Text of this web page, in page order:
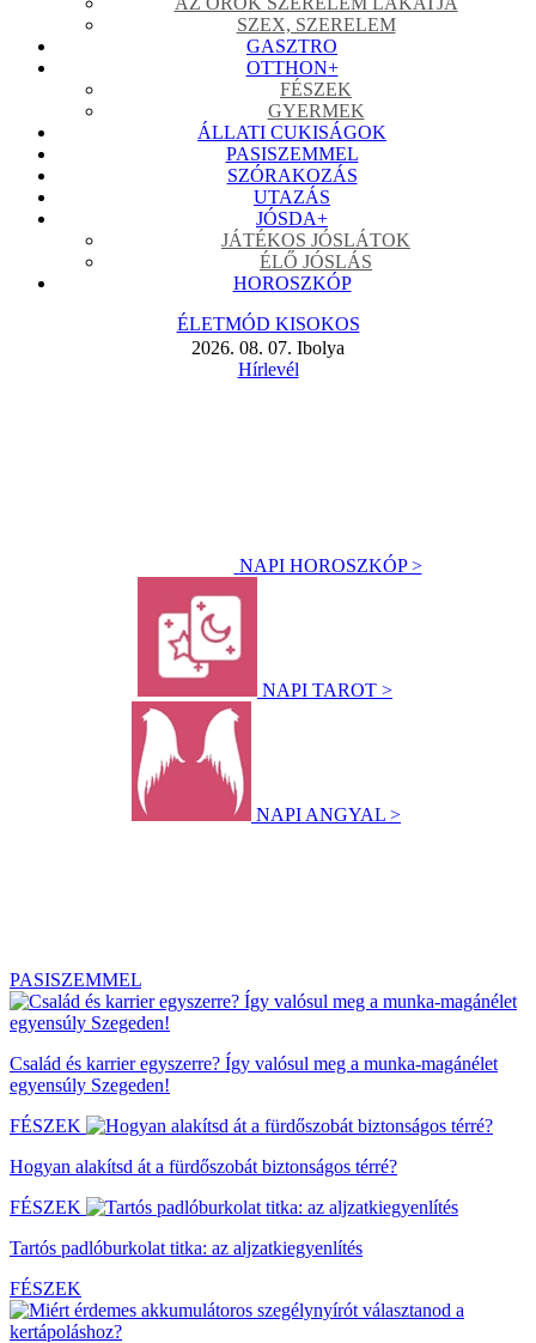
SZEX, SZERELEM
GASZTRO
OTTHON+
FÉSZEK
GYERMEK
ÁLLATI CUKISÁGOK
PASISZEMMEL
SZÓRAKOZÁS
UTAZÁS
JÓSDA+
JÁTÉKOS JÓSLÁTOK
ÉLŐ JÓSLÁS
HOROSZKÓP
ÉLETMÓD KISOKOS
2026. 08. 07. Ibolya
Hírlevél
NAPI HOROSZKÓP >
NAPI TAROT >
NAPI ANGYAL >
PASISZEMMEL
Család és karrier egyszerre? Így valósul meg a munka-magánélet
egyensúly Szegeden!
FÉSZEK
Hogyan alakítsd át a fürdőszobát biztonságos térré?
FÉSZEK
Tartós padlóburkolat titka: az aljzatkiegyenlítés
FÉSZEK